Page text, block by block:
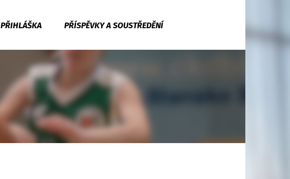
PŘIHLÁŠKA PŘÍSPĚVKY A SOUSTŘEDĚNÍ